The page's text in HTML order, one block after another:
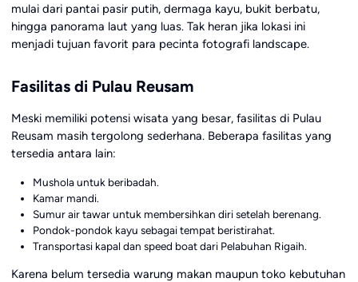
mulai dari pantai pasir putih, dermaga kayu, bukit berbatu,
hingga panorama laut yang luas. Tak heran jika lokasi ini
menjadi tujuan favorit para pecinta fotografi landscape.
Fasilitas di Pulau Reusam
Meski memiliki potensi wisata yang besar, fasilitas di Pulau
Reusam masih tergolong sederhana. Beberapa fasilitas yang
tersedia antara lain:
Mushola untuk beribadah.
Kamar mandi.
Sumur air tawar untuk membersihkan diri setelah berenang.
Pondok-pondok kayu sebagai tempat beristirahat.
Transportasi kapal dan speed boat dari Pelabuhan Rigaih.
Karena belum tersedia warung makan maupun toko kebutuhan